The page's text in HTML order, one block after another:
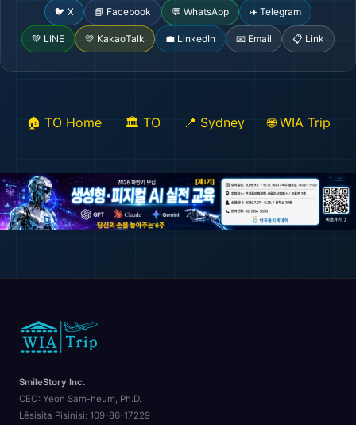
🐦 X 📘 Facebook 💬 WhatsApp ✈️ Telegram
💚 LINE 💛 KakaoTalk 💼 LinkedIn 📧 Email 📋 Link
🏠 TO Home 🏛️ TO 📍 Sydney 🌐 WIA Trip
SmileStory Inc.
CEO: Yeon Sam-heum, Ph.D.
Lēsisita Pisinisi: 109-86-17229